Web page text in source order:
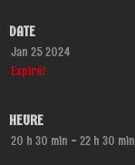
DATE
Jan 25 2024
Expiré!
HEURE
20 h 30 min - 22 h 30 min